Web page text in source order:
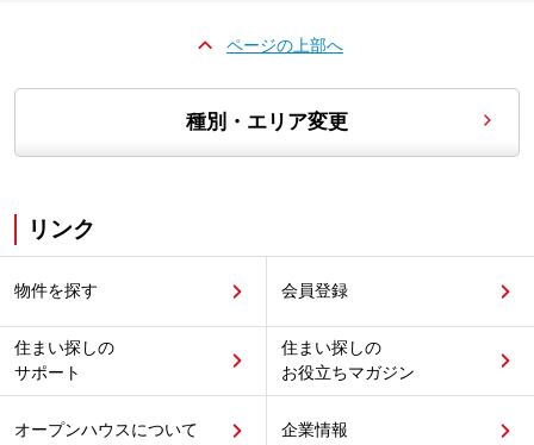
ページの上部へ
種別・エリア変更
リンク
物件を探す 会員登録
住まい探しの
サポート
住まい探しの
お役立ちマガジン
オープンハウスについて 企業情報